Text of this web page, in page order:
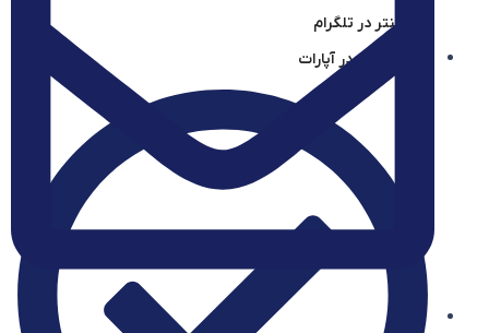
آیساسنتر در تلگرام
آیساسنتر در آپارات